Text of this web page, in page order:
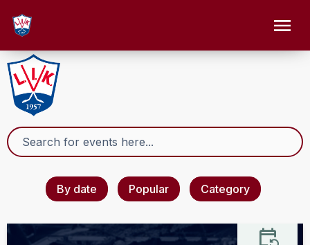
By date Popular Category